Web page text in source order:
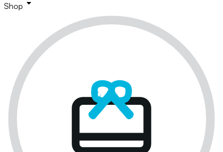
Shop